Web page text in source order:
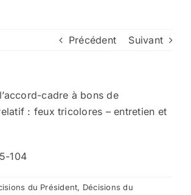
Précédent Suivant
cadre à bons de
: feux tricolores – entretien et
104
du Président, Décisions du